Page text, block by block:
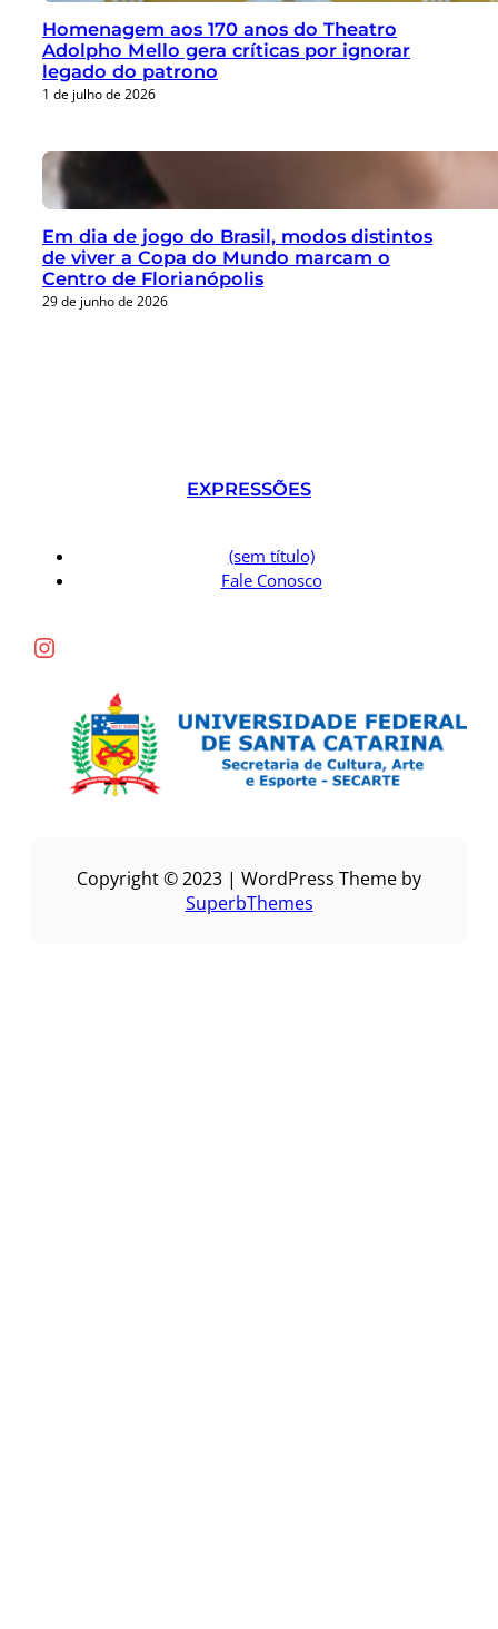
Homenagem aos 170 anos do Theatro
Adolpho Mello gera críticas por ignorar
legado do patrono
1 de julho de 2026
Em dia de jogo do Brasil, modos distintos
de viver a Copa do Mundo marcam o
Centro de Florianópolis
29 de junho de 2026
EXPRESSÕES
(sem título)
Fale Conosco
Instagram
Copyright © 2023 | WordPress Theme by
SuperbThemes